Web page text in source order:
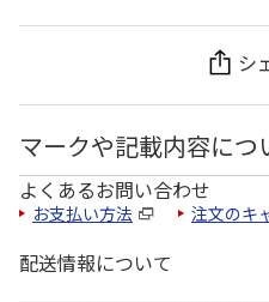
シ
マークや記載内容につ
よくあるお問い合わせ
お支払い方法 注文のキ
配送情報について